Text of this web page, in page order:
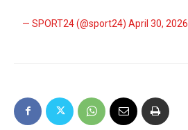
— SPORT24 (@sport24)April 30, 2026